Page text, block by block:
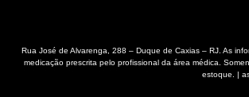
Rua José de Alvarenga, 288 – Duque de Caxias – RJ. As
medicação prescrita pelo profissional da área médica.
estoque. |